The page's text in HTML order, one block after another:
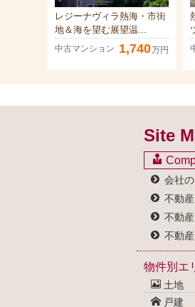
レジーナヴィラ熱海・市街
地＆海を望む展望温...
中古マンション 1,740万円
Site
会社
不動
不動
不動
物件別エ
土地
戸建